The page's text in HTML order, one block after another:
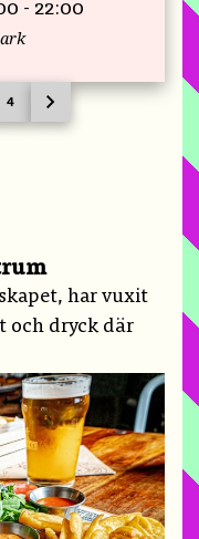
- 22:00
PAGE
GO TO PAGE
4
NEXT PAGE
chevron_right
har vuxit
och dryck där